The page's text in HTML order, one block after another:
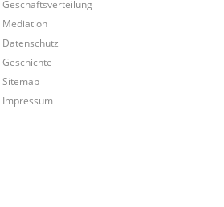
Geschäftsverteilung
Mediation
Datenschutz
Geschichte
Sitemap
Impressum